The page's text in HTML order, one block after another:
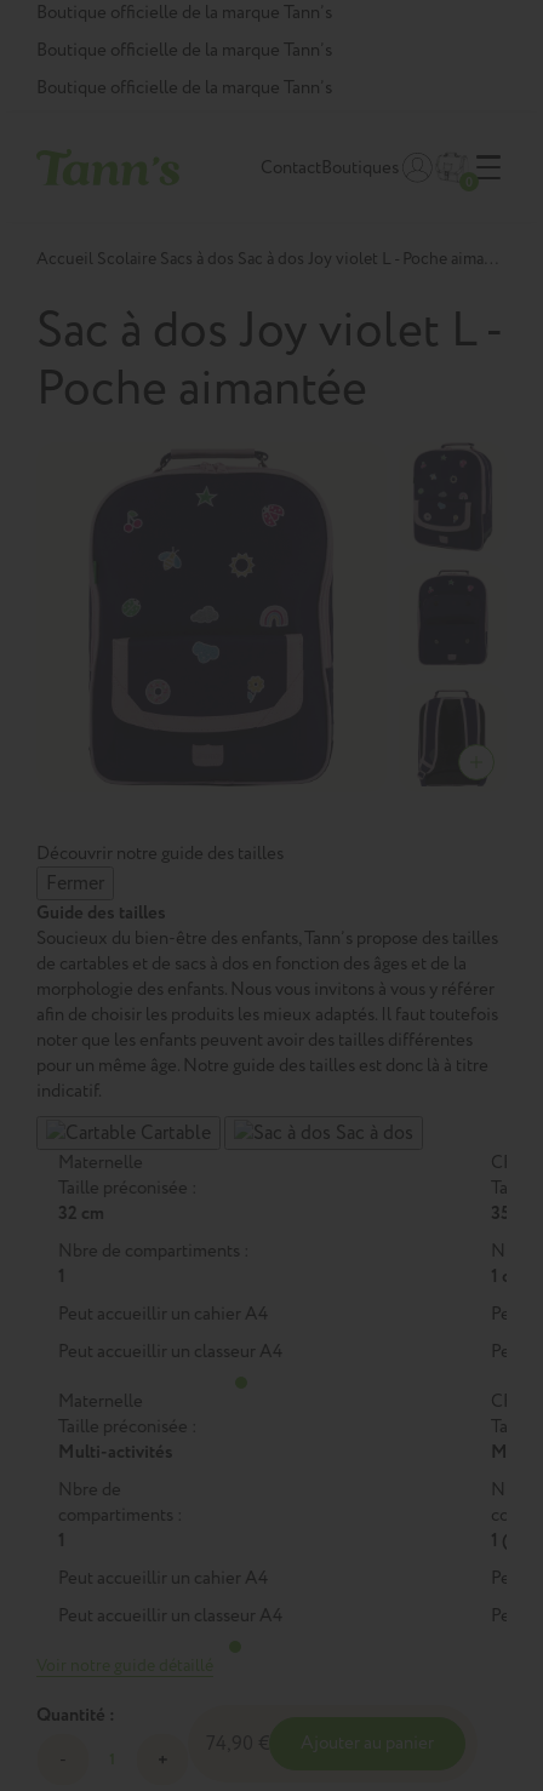
Panneau de gestion des cookies
Boutique officielle de la marque Tann’s
Boutique officielle de la marque Tann’s
Boutique officielle de la marque Tann’s
ContactBoutiques
Accueil Scolaire Sacs à dos Sac à dos Joy violet L - Poche aimantée
Sac à dos Joy violet L -
Poche aimantée
Découvrir notre guide des tailles
Fermer
Guide des tailles
Soucieux du bien-être des enfants, Tann’s propose des tailles
de cartables et de sacs à dos en fonction des âges et de la
morphologie des enfants. Nous vous invitons à vous y référer
afin de choisir les produits les mieux adaptés. Il faut toutefois
noter que les enfants peuvent avoir des tailles différentes
pour un même âge. Notre guide des tailles est donc là à titre
indicatif.
Cartable Sac à dos
Maternelle
Taille préconisée :
32 cm
Nbre de compartiments :
1
Peut accueillir un cahier A4
Peut accueillir un classeur A4
CP
Taille
35 cm
Nbre
1 ou 2
Peut
Peut
Maternelle
Taille préconisée :
Multi-activités
Nbre de
compartiments :
1
Peut accueillir un cahier A4
Peut accueillir un classeur A4
CP
Taille
M
Nbre
1 (M)
Peut
Peut
Quantité :